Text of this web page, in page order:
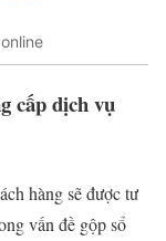
cấp dịch vụ
hàng sẽ được tư
vấn đề gộp sổ